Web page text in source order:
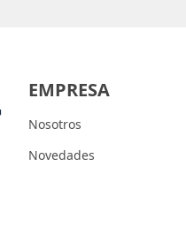
EMPRESA
Nosotros
Novedades